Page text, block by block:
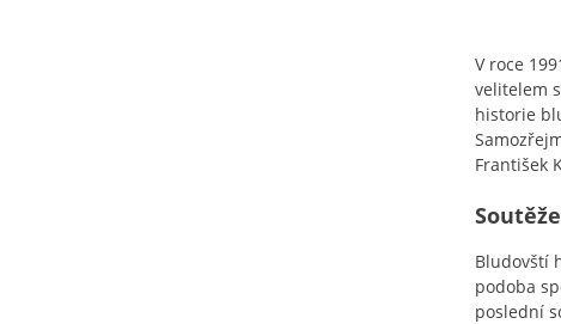
V roce
velitelem
historie
František
Soutěže
Bludovští
podoba
poslední